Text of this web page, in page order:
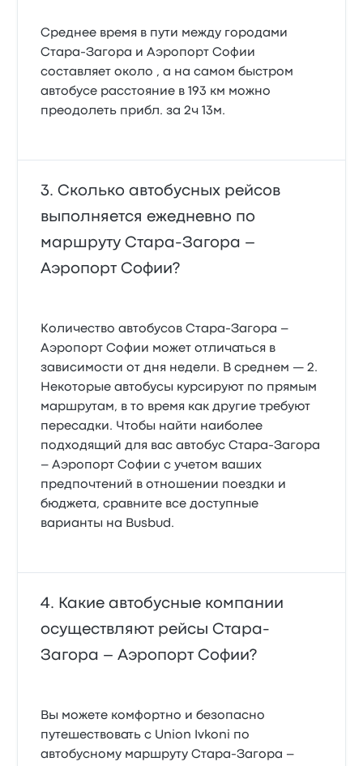
Среднее время в пути между городами
Стара-Загора и Аэропорт Софии
составляет около , а на самом быстром
автобусе расстояние в 193 км можно
преодолеть прибл. за 2ч 13м.
Сколько автобусных рейсов
выполняется ежедневно по
маршруту Стара-Загора –
Аэропорт Софии?
Количество автобусов Стара-Загора –
Аэропорт Софии может отличаться в
зависимости от дня недели. В среднем — 2.
Некоторые автобусы курсируют по прямым
маршрутам, в то время как другие требуют
пересадки. Чтобы найти наиболее
подходящий для вас автобус Стара-Загора
– Аэропорт Софии с учетом ваших
предпочтений в отношении поездки и
бюджета, сравните все доступные
варианты на Busbud.
Какие автобусные компании
осуществляют рейсы Стара-
Загора – Аэропорт Софии?
Вы можете комфортно и безопасно
путешествовать с Union Ivkoni по
автобусному маршруту Стара-Загора –